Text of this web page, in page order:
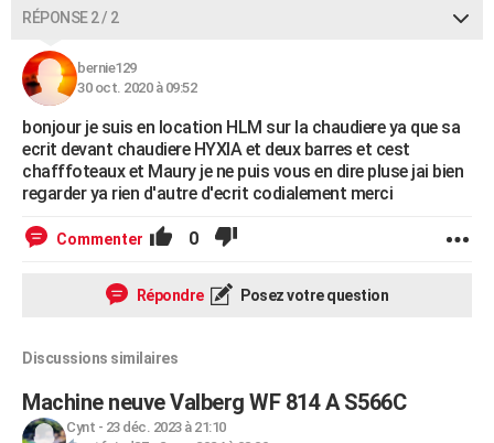
RÉPONSE 2 / 2
bernie129
30 oct. 2020 à 09:52
bonjour je suis en location HLM sur la chaudiere ya que sa
ecrit devant chaudiere HYXIA et deux barres et cest
chafffoteaux et Maury je ne puis vous en dire pluse jai bien
regarder ya rien d'autre d'ecrit codialement merci
Commenter 0
Répondre Posez votre question
Discussions similaires
Machine neuve Valberg WF 814 A S566C
Cynt - 23 déc. 2023 à 21:10